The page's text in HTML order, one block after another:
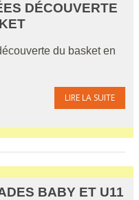
DÉCOUVERTE
du basket en
LIRE LA SUITE
BABY ET U11